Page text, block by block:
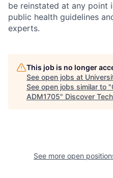
be reinstated at any point
public health guidelines
experts.
This job is no longer
See open jobs at
See open jobs similar to "
ADM1705" Discover
See more open